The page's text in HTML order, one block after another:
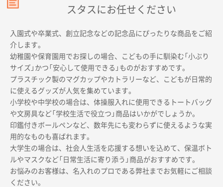
商品を探す
商品カテゴリーから探す
スタスにお任せください
入園式や卒業式、創立記念などの記念品にぴったりな商品をご紹
介します。
幼稚園や保育園用でお探しの場合、こどもの手に馴染む「小ぶり
サイズ」かつ「安心して使用できる」ものがおすすめです。
プラスチック製のマグカップやカトラリーなど、こどもが日常的
に使えるグッズが人気を集めています。
小学校や中学校の場合は、体操服入れに使用できるトートバッグ
や文房具など「学校生活で役立つ」商品はいかがでしょうか。
印鑑付きボールペンなど、数年先にも変わらずに使えるような実
用的なものも喜ばれます。
大学生の場合は、社会人生活を応援する想いを込めて、保温ボト
ルやマスクなど「日常生活に寄り添う」商品がおすすめです。
お悩みのお客様は、名入れのプロである弊社までお気軽にご相談
ください。